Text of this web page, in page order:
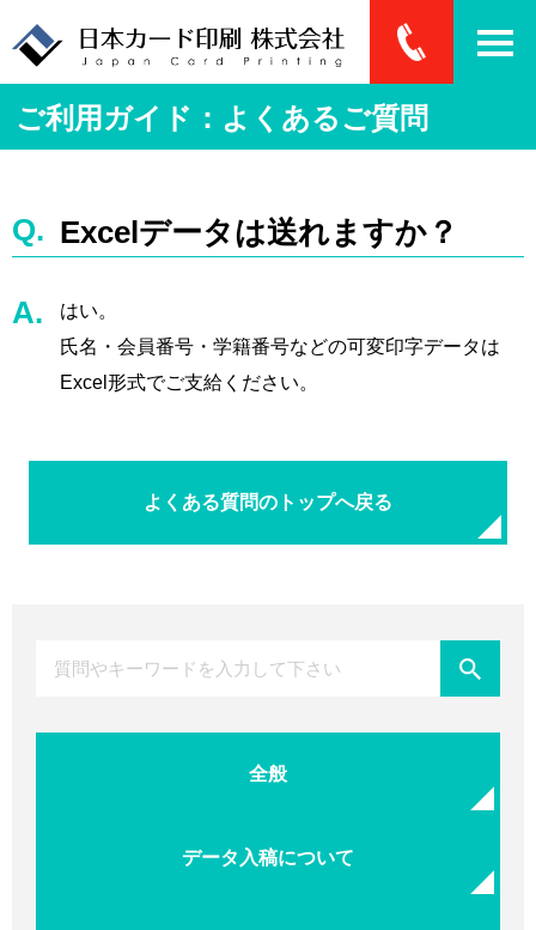
ご利用ガイド：よくあるご質問
Excelデータは送れますか？
はい。
氏名・会員番号・学籍番号などの可変印字データは
Excel形式でご支給ください。
よくある質問のトップへ戻る
全般
データ入稿について